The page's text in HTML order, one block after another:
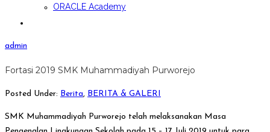
ORACLE Academy
admin
Fortasi 2019 SMK Muhammadiyah Purworejo
Posted Under: Berita, BERITA & GALERI
SMK Muhammadiyah Purworejo telah melaksanakan Masa